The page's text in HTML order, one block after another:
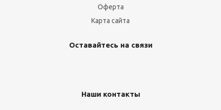
Оферта
Карта сайта
Оставайтесь на связи
Наши контакты